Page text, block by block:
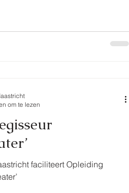
faciliteert Opleiding
om te lezen